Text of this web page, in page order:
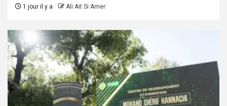
1 jour il y a Ali Ait Si Amer